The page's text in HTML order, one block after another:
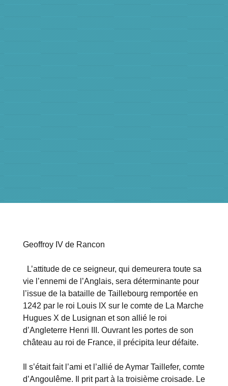
Geoffroy IV de Rancon
L’attitude de ce seigneur, qui demeurera toute sa
vie l’ennemi de l’Anglais, sera déterminante pour
l’issue de la bataille de Taillebourg remportée en
1242 par le roi Louis IX sur le comte de La Marche
Hugues X de Lusignan et son allié le roi
d’Angleterre Henri III. Ouvrant les portes de son
château au roi de France, il précipita leur défaite.
Il s’était fait l’ami et l’allié de Aymar Taillefer, comte
d’Angoulême. Il prit part à la troisième croisade. Le